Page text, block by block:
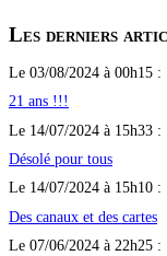
Les derniers
Le 03/08/2024 à 00h15 :
21 ans !!!
Le 14/07/2024 à 15h33 :
Désolé pour tous
Le 14/07/2024 à 15h10 :
Des canaux et des cartes
Le 07/06/2024 à 22h25 :